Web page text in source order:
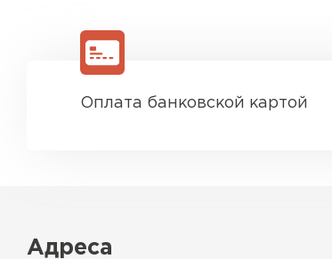
Оплата банковской картой
Адреса